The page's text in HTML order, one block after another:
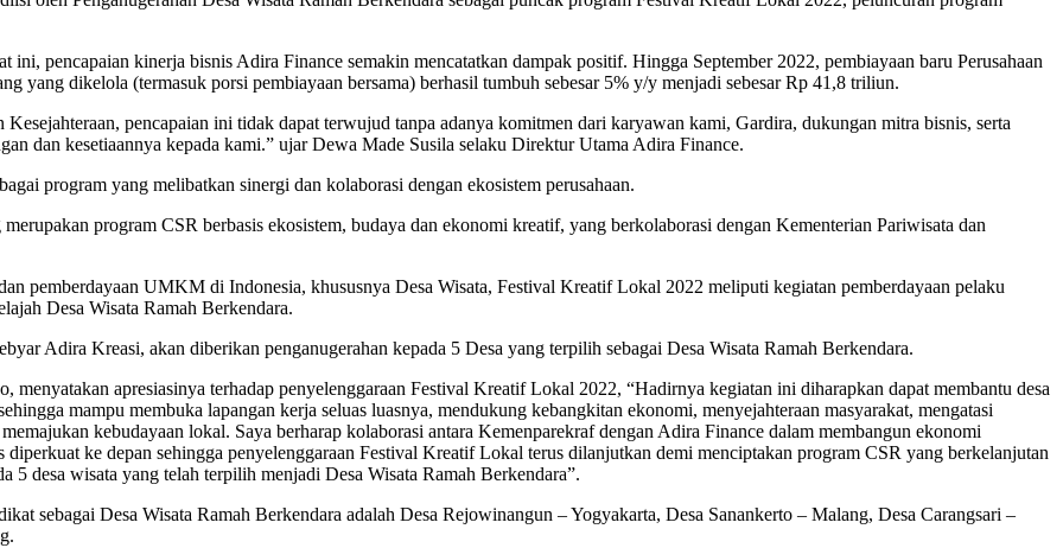
ini, pencapaian kinerja bisnis Adira Finance semakin mencatatkan dampak positif. Hingga September 2022, pembiayaan baru Perusahaan
yang dikelola (termasuk porsi pembiayaan bersama) berhasil tumbuh sebesar 5% y/y menjadi sebesar Rp 41,8 triliun.
pencapaian ini tidak dapat terwujud tanpa adanya komitmen dari karyawan kami, Gardira, dukungan mitra bisnis, serta
dan kesetiaannya kepada kami.” ujar Dewa Made Susila selaku Direktur Utama Adira Finance.
program yang melibatkan sinergi dan kolaborasi dengan ekosistem perusahaan.
program CSR berbasis ekosistem, budaya dan ekonomi kreatif, yang berkolaborasi dengan Kementerian Pariwisata dan
pemberdayaan UMKM di Indonesia, khususnya Desa Wisata, Festival Kreatif Lokal 2022 meliputi kegiatan pemberdayaan pelaku
Desa Wisata Ramah Berkendara.
Adira Kreasi, akan diberikan penganugerahan kepada 5 Desa yang terpilih sebagai Desa Wisata Ramah Berkendara.
apresiasinya terhadap penyelenggaraan Festival Kreatif Lokal 2022, “Hadirnya kegiatan ini diharapkan dapat membantu desa
mampu membuka lapangan kerja seluas luasnya, mendukung kebangkitan ekonomi, menyejahteraan masyarakat, mengatasi
kebudayaan lokal. Saya berharap kolaborasi antara Kemenparekraf dengan Adira Finance dalam membangun ekonomi
ke depan sehingga penyelenggaraan Festival Kreatif Lokal terus dilanjutkan demi menciptakan program CSR yang berkelanjutan
5 desa wisata yang telah terpilih menjadi Desa Wisata Ramah Berkendara”.
sebagai Desa Wisata Ramah Berkendara adalah Desa Rejowinangun – Yogyakarta, Desa Sanankerto – Malang, Desa Carangsari –